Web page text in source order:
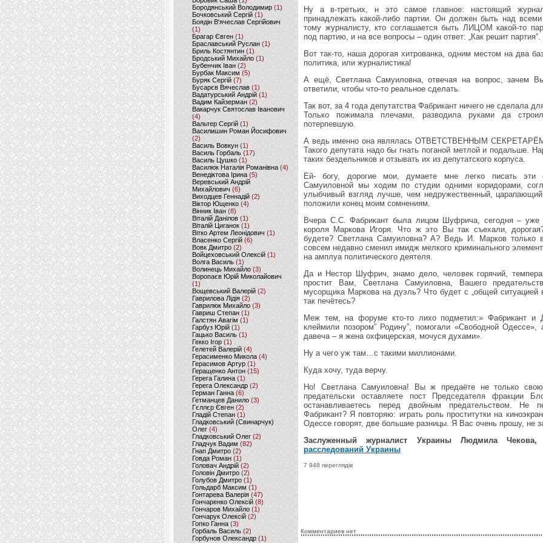
Бородянський Володимир (1)
Бочковський Сергій (1)
Боядін В'ячеслав Сергійович
(1)
Брагар Євген (1)
Браславський Руслан (1)
Бриль Костянтин (1)
Бродський Михайло (1)
Бубенчик Іван(2)
Бурбак Максим (5)
Буряк Сергій (7)
Бусарєв Вячеслав (1)
Вадатурський Андрій (1)
Вадим Кайзерман (2)
Вакарчук Святослав Іванович
(4)
Вальтер Сергій (1)
Василишин Роман Йосифович
(2)
Василь Вовкун (1)
Василь Горбаль (17)
Василь Цушко (1)
Василюк Наталія Романівна (4)
Венедіктова Ірина(5)
Веревський Андрій
Михайлович (6)
Виходцев Геннадій (2)
Віктор Ющенко (4)
Вінник Іван (8)
Віталій Данілов (1)
Віталій Циганок (1)
Вітко Артем Леонідович(1)
Власенко Сергій (6)
Вовк Дмитро(2)
Войцеховський Олексій(1)
Волга Василь (1)
Волинець Михайло (3)
Воропаєв Юрій Миколайович
(1)
Вощевський Валерій(2)
Гаврилова Лідія (2)
Гаврилюк Михайло (3)
Гавриш Степан (1)
Галстян Авагім (1)
Гарбуз Юрій (1)
Гацько Василь (1)
Гекко Ігор(1)
Гелетей Валерій (4)
Герасименко Микола (4)
Герасимов Артур (1)
Геращенко Антон(15)
Герега Галина (1)
Герега Олександр (2)
Герман Ганна (6)
Гетманцев Данило (3)
Гєллєр Євген (2)
Гладій Степан(1)
Гладковський (Свинарчук)
Олег (4)
Гладковський Олег (2)
Гладчук Вадим (82)
Гнап Дмитро (2)
Говда Роман(1)
Головач Андрій (2)
Головін Дмитро (2)
Голубов Дмитро (1)
Гольдарб Максим(1)
Гонтарева Валерія (47)
Гончаренко Олексій(8)
Гончаров Михайло (1)
Гончарук Олексій (2)
Гопко Ганна (3)
Горбаль Василь (2)
Горбунов Олександр (1)
Ну а в-третьих, н это самое главное: настоящий
принадлежать какой-либо партии. Он должен быть над
тому журналисту, кто соглашается быть ЛИЦОМ какой-то
под партию, и на все вопросы – один ответ: „Как решит партия“.
Вот так-то, наша дорогая хитрованка, одним местом на два
политика, или журналистика!
А ещё, Светлана Самуиловна, отвечая на вопрос, зачем
ответили, чтобы что-то реальное сделать.
Так вот, за 4 года депутатства Фабрикант ничего не сделала
Только пожимала плечами, разводила руками да
потерпевшую.
А ведь именно она являлась ОТВЕТСТВЕННЫМ
Такого депутата надо бы гнать поганой метлой и подальше.
таких бездельников и отзывать их из депутатского корпуса.
Ей- богу, дорогие мои, думаете мне легко писать эти
Самуиловной мы ходим по студии одними коридорами,
улыбчивый взгляд лучше, чем недружественный,
положили конец моим сомнениям.
Вчера С.С. Фабрикант была лицом Шуфрича, сегодня – уже
короля Маркова Игоря. Что ж это Вы так съехали,
будете? Светлана Самуиловна? А? Ведь И. Марков только
совсем недавно сменил имидж мелкого криминального
на амплуа политического деятеля.
Да и Нестор Шуфрич, знамо дело, человек горячий,
простит Вам, Светлана Самуиловна, Вашего
мусорщика Маркова на дуэль? Что будет с „общей ситуацией
так печётесь?
Меж тем, на форуме кто-то лихо подметил:» Фабрикант и
клеймили позором” Родину”, помогали «Свободной
давеча – я жена охфицерская, мочуся духами».
Ну а чего уж там…с такими миллионами.
Куда хочу, туда верчу.
Но! Светлана Самуиловна! Вы ж предаёте не только
предательски оставляете пост Председателя фракции
останавливаетесь перед двойным предательством. Не
Фабрикант? Я повторяю: играть роль проститутки на
Одессе говорят, две большие разницы. Я Вас очень прошу, не
Заслуженный журналист Украины Людмила
расследований Украины
7 948 переглядів
Комментариев нет